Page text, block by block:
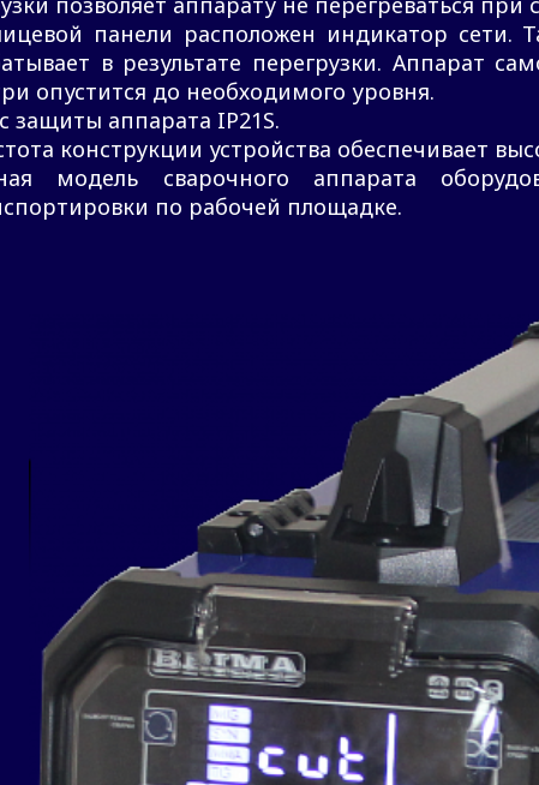
панели расположен индикатор сети.
в результате перегрузки. Аппарат
опустится до необходимого уровня.
защиты аппарата IP21S.
конструкции устройства обеспечивает
модель сварочного аппарата
по рабочей площадке.